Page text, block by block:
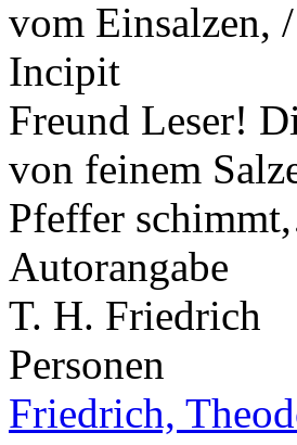
vom Einsalzen,
Incipit
Freund Leser!
von feinem
Pfeffer
Autorangabe
T. H. Friedrich
Personen
Friedrich,